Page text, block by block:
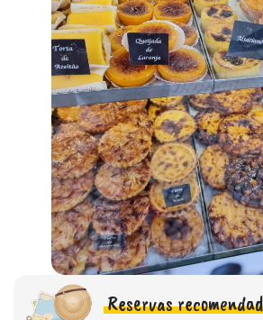
Reservas